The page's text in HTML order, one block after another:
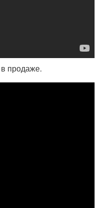
продаже.